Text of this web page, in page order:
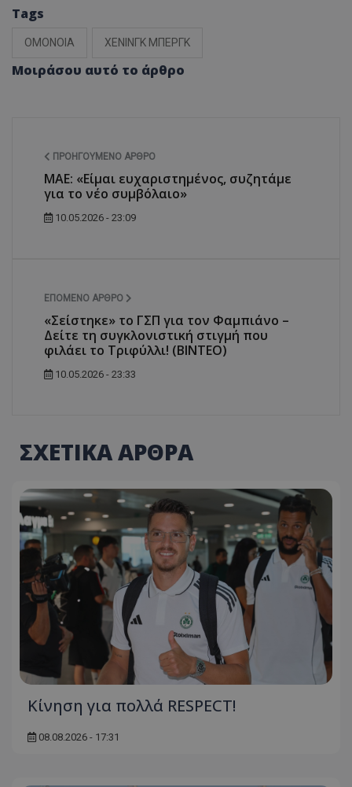
Tags
ΟΜΟΝΟΙΑ ΧΕΝΙΝΓΚ ΜΠΕΡΓΚ
Μοιράσου αυτό το άρθρο
ΠΡΟΗΓΟΎΜΕΝΟ ΆΡΘΡΟ
ΜΑΕ: «Είμαι ευχαριστημένος, συζητάμε
για το νέο συμβόλαιο»
10.05.2026 - 23:09
ΕΠΌΜΕΝΟ ΆΡΘΡΟ
«Σείστηκε» το ΓΣΠ για τον Φαμπιάνο –
Δείτε τη συγκλονιστική στιγμή που
φιλάει το Τριφύλλι! (ΒΙΝΤΕΟ)
10.05.2026 - 23:33
ΣΧΕΤΙΚΑ ΑΡΘΡΑ
Κίνηση για πολλά RESPECT!
08.08.2026 - 17:31